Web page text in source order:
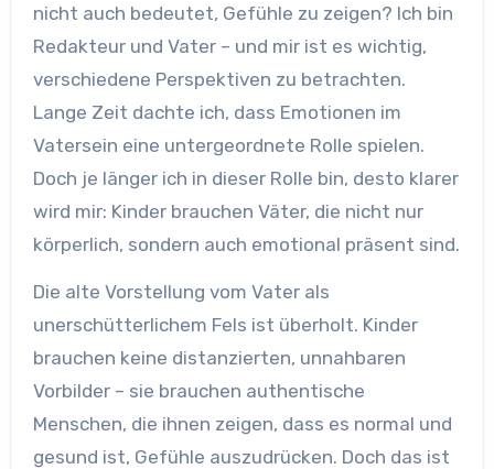
nicht auch bedeutet, Gefühle zu zeigen? Ich bin
Redakteur und Vater – und mir ist es wichtig,
verschiedene Perspektiven zu betrachten.
Lange Zeit dachte ich, dass Emotionen im
Vatersein eine untergeordnete Rolle spielen.
Doch je länger ich in dieser Rolle bin, desto klarer
wird mir: Kinder brauchen Väter, die nicht nur
körperlich, sondern auch emotional präsent sind.
Die alte Vorstellung vom Vater als
unerschütterlichem Fels ist überholt. Kinder
brauchen keine distanzierten, unnahbaren
Vorbilder – sie brauchen authentische
Menschen, die ihnen zeigen, dass es normal und
gesund ist, Gefühle auszudrücken. Doch das ist